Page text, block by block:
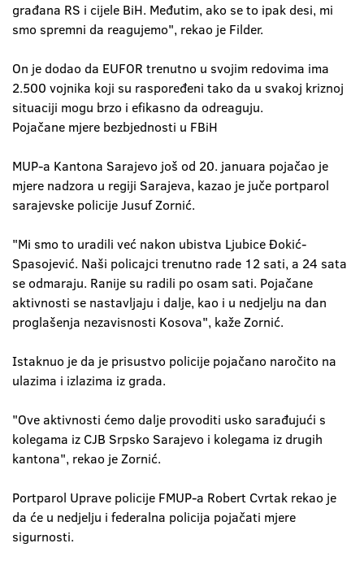
građana RS i cijele BiH. Međutim, ako se to ipak desi, mi
smo spremni da reagujemo", rekao je Filder.
On je dodao da EUFOR trenutno u svojim redovima ima
2.500 vojnika koji su raspoređeni tako da u svakoj kriznoj
situaciji mogu brzo i efikasno da odreaguju.
Pojačane mjere bezbjednosti u FBiH
MUP-a Kantona Sarajevo još od 20. januara pojačao je
mjere nadzora u regiji Sarajeva, kazao je juče portparol
sarajevske policije Jusuf Zornić.
"Mi smo to uradili već nakon ubistva Ljubice Đokić-
Spasojević. Naši policajci trenutno rade 12 sati, a 24 sata
se odmaraju. Ranije su radili po osam sati. Pojačane
aktivnosti se nastavljaju i dalje, kao i u nedjelju na dan
proglašenja nezavisnosti Kosova", kaže Zornić.
Istaknuo je da je prisustvo policije pojačano naročito na
ulazima i izlazima iz grada.
"Ove aktivnosti ćemo dalje provoditi usko sarađujući s
kolegama iz CJB Srpsko Sarajevo i kolegama iz drugih
kantona", rekao je Zornić.
Portparol Uprave policije FMUP-a Robert Cvrtak rekao je
da će u nedjelju i federalna policija pojačati mjere
sigurnosti.